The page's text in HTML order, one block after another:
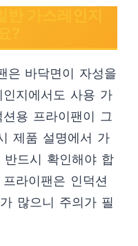
은 바닥면이 자성을
지에서도 사용 가
용 프라이팬이 그
제품 설명에서 가
드시 확인해야 합
라이팬은 인덕션
많으니 주의가 필